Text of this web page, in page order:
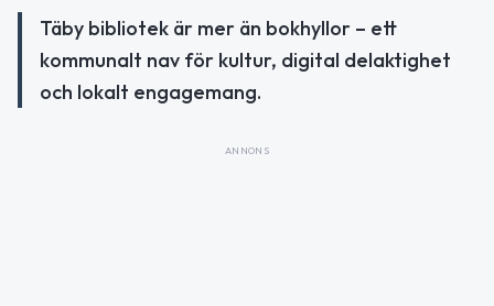
Täby bibliotek är mer än bokhyllor – ett
kommunalt nav för kultur, digital delaktighet
och lokalt engagemang.
ANNONS